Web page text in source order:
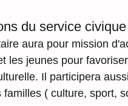
du service
aura pour mission
les jeunes pour
Il participera
familles ( culture, sport,